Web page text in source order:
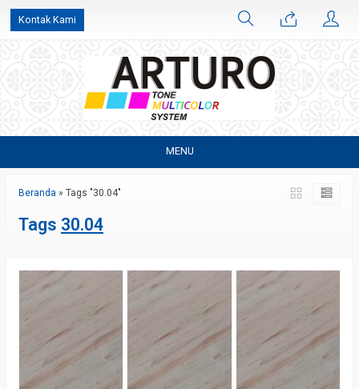
Kontak Kami
MENU
Beranda » Tags "30.04"
Tags 30.04